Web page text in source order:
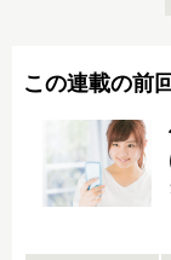
この連載の前